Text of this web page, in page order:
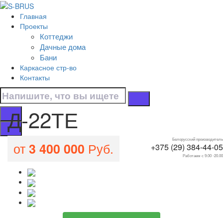
Перейти к контенту
Главная
Проекты
Коттеджи
Дачные дома
Бани
Каркасное стр-во
Контакты
Белорусский производитель
+375 (29) 384-44-05
Работаем с 9.00 -20.00
Д-22ТЕ
Все проекты домов
Д-22ТЕ
Д-22ТЕ
от3 400 000 Руб.